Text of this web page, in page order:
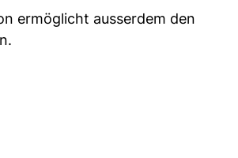
ermöglicht ausserdem den